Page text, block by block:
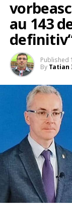
au 143
Published
By Tatian